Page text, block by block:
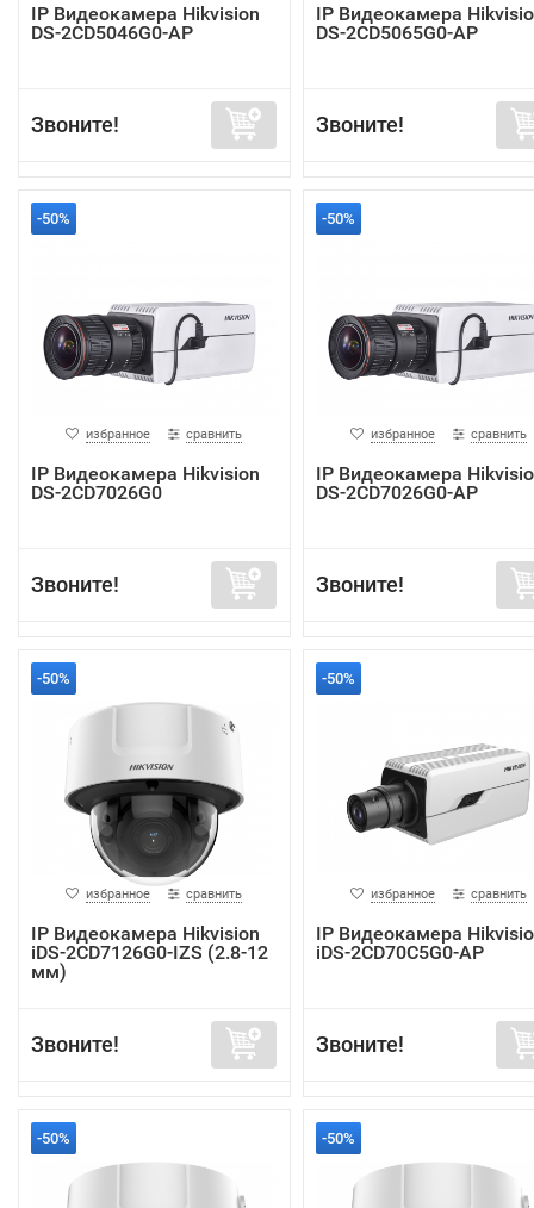
IP Видеокамера Hikvision
DS-2CD5046G0-AP
Звоните!
IP Видеокамера
DS-2CD5065G0-AP
Звоните!
-50%
избранное сравнить
IP Видеокамера Hikvision
DS-2CD7026G0
Звоните!
-50%
избранное сравнить
IP Видеокамера
DS-2CD7026G0-AP
Звоните!
-50%
избранное сравнить
IP Видеокамера Hikvision
iDS-2CD7126G0-IZS (2.8-12
мм)
Звоните!
-50%
избранное сравнить
IP Видеокамера
iDS-2CD70C5G0-AP
Звоните!
-50% -50%